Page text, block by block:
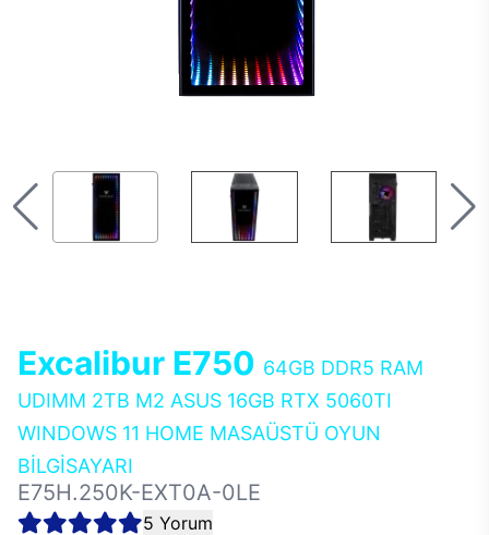
Excalibur E750 64GB DDR5 RAM
UDIMM 2TB M2 ASUS 16GB RTX 5060TI
WINDOWS 11 HOME MASAÜSTÜ OYUN
BİLGİSAYARI
E75H.250K-EXT0A-0LE
5 Yorum